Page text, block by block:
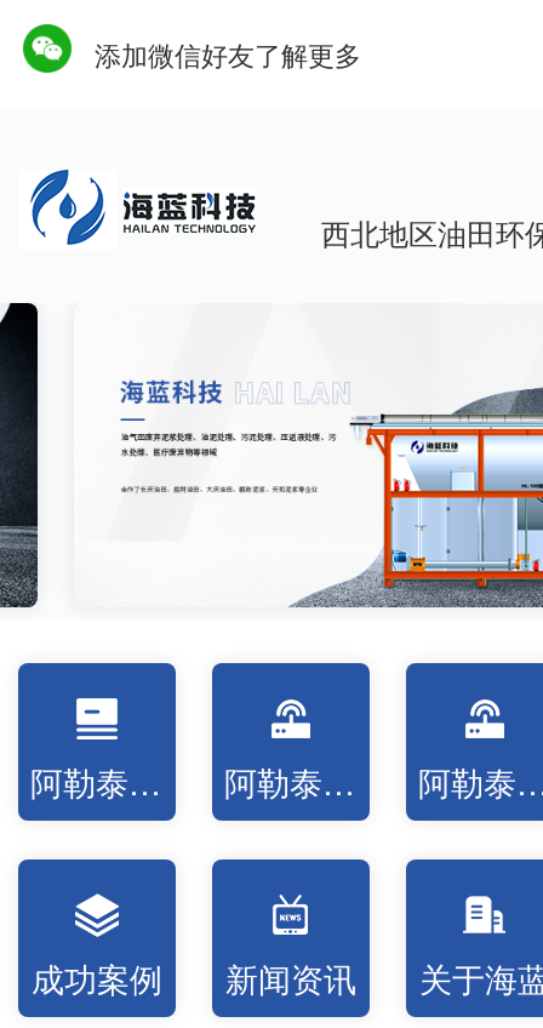
添加微信好友了解更多
西北地区油田环
阿勒泰固液分离设备 阿勒泰低温蒸发设备 阿勒泰高
成功案例 新闻资讯 关于海